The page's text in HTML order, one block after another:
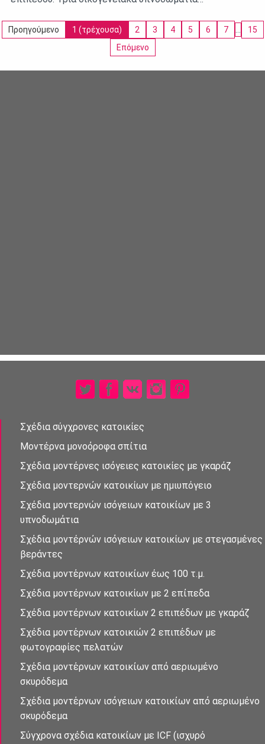
Προηγούμενο 1 (τρέχουσα) 2 3 4 5 6 7
15
Επόμενο
Σχέδια σύγχρονες κατοικίες
Μοντέρνα μονοὀροφα σπἰτια
Σχέδια μοντέρνες ισὀγειες κατοικίες με γκαράζ
Σχέδια μοντερνὠν κατοικίων με ημιυπόγειο
Σχέδια μοντερνών ισὀγειων κατοικἰων με 3
υπνοδωμἀτια
Σχἐδια μοντέρνὠν ισὀγειων κατοικίων με στεγασμένες
βεράντες
Σχέδια μοντἐρνων κατοικἰων έως 100 τ.μ.
Σχέδια μοντέρνων κατοικίων με 2 επἰπεδα
Σχέδια μοντέρνων κατοικίων 2 επιπέδων με γκαράζ
Σχέδια μοντἐρνων κατοικιών 2 επιπἐδων με
φωτογραφίες πελατών
Σχἐδια μοντἐρνων κατοικἰων απὀ αεριωμένο
σκυρόδεμα
Σχἐδια μοντἐρνων ισὀγειων κατοικἰων απὀ αεριωμένο
σκυρόδεμα
Σύγχρονα σχέδια κατοικἰων με ICF (ισχυρό